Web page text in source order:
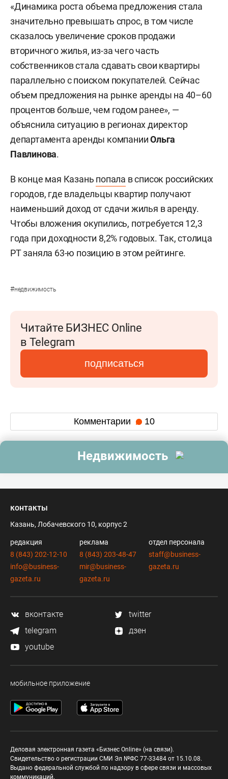
«Динамика роста объема предложения стала
значительно превышать спрос, в том числе
сказалось увеличение сроков продажи
вторичного жилья, из-за чего часть
собственников стала сдавать свои квартиры
параллельно с поиском покупателей. Сейчас
объем предложения на рынке аренды на 40–60
процентов больше, чем годом ранее», —
объяснила ситуацию в регионах директор
департамента аренды компанииОльга
Павлинова.
В конце мая Казань попала в список российских
городов, где владельцы квартир получают
наименьший доход от сдачи жилья в аренду.
Чтобы вложения окупились, потребуется 12,3
года при доходности 8,2% годовых. Так, столица
РТ заняла 63-ю позицию в этом рейтинге.
#недвижимость
Читайте БИЗНЕС Online
в Telegram
подписаться
Комментарии 10
Недвижимость
контакты
Казань, Лобачевского 10, корпус 2
редакция
8 (843) 202-12-10
info@business-
gazeta.ru
реклама
8 (843) 203-48-47
mir@business-
gazeta.ru
отдел персонала
staff@business-
gazeta.ru
вконтакте
twitter
telegram
дзен
youtube
мобильное приложение
Деловая электронная газета «Бизнес Online» (на связи).
Свидетельство о регистрации СМИ Эл №ФС 77-33484 от 15.10.08.
Выдано федеральной службой по надзору в сфере связи и массовых
коммуникаций.